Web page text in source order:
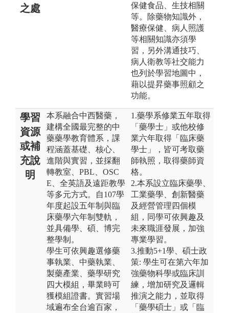
之處
保健食品、生技相關
等。除藥物知識外，
醫療保健、病人照護
等相關知識亦須學
習，另外溝通技巧、
病人衛教等社交能力
也列於學習地圖中，
藉以提昇藥事照顧之
功能。
學習
資源
或補
充說
明
本系融合中西醫藥，
建構全國最完整的中
藥藥學教育體系，課
程涵蓋基礎、核心、
進階與實習，並採翻
轉教室、PBL、OSC
E、全英語及遠距教學
等多元方式。自107學
年度起設五年制與臨
床藥學六年制雙軌，
並具備學、碩、博完
整學制。
學生可依興趣選修藥
事執業、中藥執業、
製藥產業、藥學研究
四大模組，畢業時可
獲模組證書。實習場
域遍布全台逾百家，
1.藥學系修業五年取得
「藥學士」或他校修
業六年取得「臨床藥
學士」，皆可考取藥
師執照，取得藥師資
格。
2.本系設立臨床藥學、
工業藥學、創新醫藥
及經營管理四個模
組，同學可依興趣及
未來職涯發展，加強
專業學習。
3.推動5+1學、碩士政
策: 學生可在第六年加
強藥物科學或臨床訓
練，增加研究及邏輯
推演之能力，並取得
「藥學碩士」或「臨